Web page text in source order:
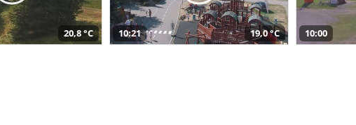
20,8 °C 10:21 19,0 °C 10:00